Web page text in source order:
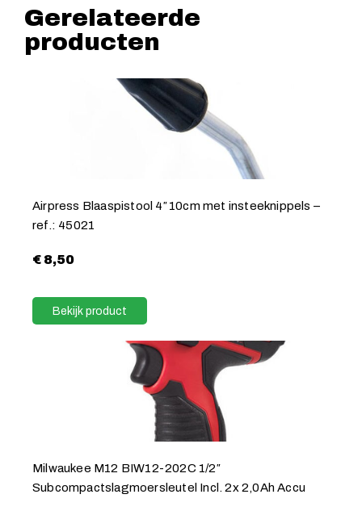
Gerelateerde
producten
Airpress Blaaspistool 4″ 10cm met insteeknippels –
ref.: 45021
€8,50
Bekijk product
Milwaukee M12 BIW12-202C 1/2″
Subcompactslagmoersleutel Incl. 2x 2,0Ah Accu